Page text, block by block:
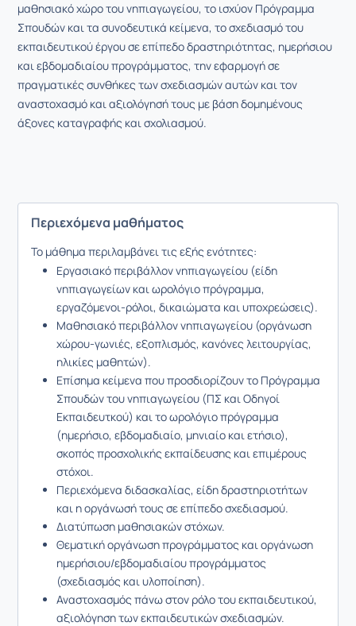
μαθησιακό χώρο του νηπιαγωγείου, το ισχύον Πρόγραμμα
Σπουδών και τα συνοδευτικά κείμενα, το σχεδιασμό του
εκπαιδευτικού έργου σε επίπεδο δραστηριότητας, ημερήσιου
και εβδομαδιαίου προγράμματος, την εφαρμογή σε
πραγματικές συνθήκες των σχεδιασμών αυτών και τον
αναστοχασμό και αξιολόγησή τους με βάση δομημένους
άξονες καταγραφής και σχολιασμού.
Περιεχόμενα μαθήματος
Το μάθημα περιλαμβάνει τις εξής ενότητες:
Εργασιακό περιβάλλον νηπιαγωγείου (είδη
νηπιαγωγείων και ωρολόγιο πρόγραμμα,
εργαζόμενοι-ρόλοι, δικαιώματα και υποχρεώσεις).
Μαθησιακό περιβάλλον νηπιαγωγείου (οργάνωση
χώρου-γωνιές, εξοπλισμός, κανόνες λειτουργίας,
ηλικίες μαθητών).
Επίσημα κείμενα που προσδιορίζουν το Πρόγραμμα
Σπουδών του νηπιαγωγείου (ΠΣ και Οδηγοί
Εκπαιδευτκού) και το ωρολόγιο πρόγραμμα
(ημερήσιο, εβδομαδιαίο, μηνιαίο και ετήσιο),
σκοπός προσχολικής εκπαίδευσης και επιμέρους
στόχοι.
Περιεχόμενα διδασκαλίας, είδη δραστηριοτήτων
και η οργάνωσή τους σε επίπεδο σχεδιασμού.
Διατύπωση μαθησιακών στόχων.
Θεματική οργάνωση προγράμματος και οργάνωση
ημερήσιου/εβδομαδιαίου προγράμματος
(σχεδιασμός και υλοποίηση).
Αναστοχασμός πάνω στον ρόλο του εκπαιδευτικού,
αξιολόγηση των εκπαιδευτικών σχεδιασμών.